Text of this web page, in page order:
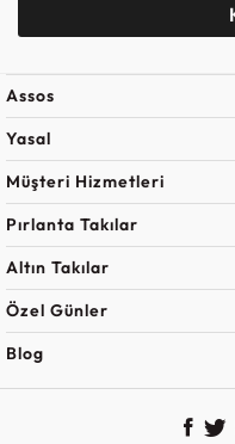
Assos
Yasal
Müşteri Hizmetleri
Pırlanta Takılar
Altın Takılar
Özel Günler
Blog